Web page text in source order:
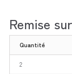
Remise
Quantité
2